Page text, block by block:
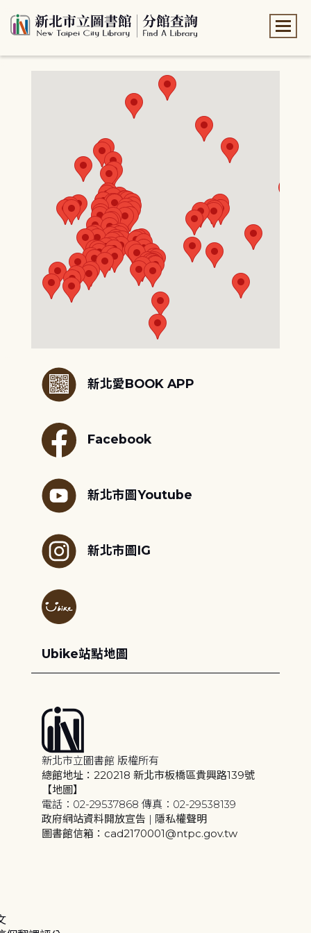
新北愛BOOK APP
Facebook
新北市圖Youtube
新北市圖IG
Ubike站點地圖
新北市立圖書館 版權所有
總館地址：220218 新北市板橋區貴興路139號
【地圖】
電話：02-29537868 傳真：02-29538139
政府網站資料開放宣告 | 隱私權聲明
圖書館信箱：cad2170001@ntpc.gov.tw